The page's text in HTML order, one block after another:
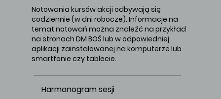
Notowania kursów akcji odbywają się
codziennie (w dni robocze). Informacje na
temat notowań można znaleźć na przykład
na stronach DM BOŚ lub w odpowiedniej
aplikacji zainstalowanej na komputerze lub
smartfonie czy tablecie.
Harmonogram sesji